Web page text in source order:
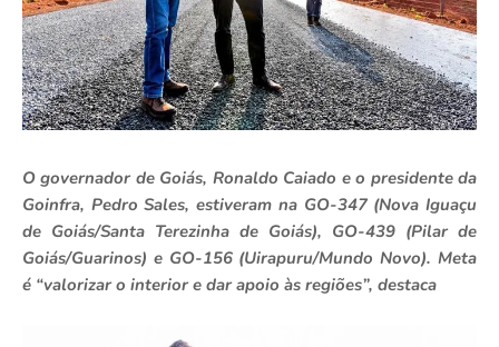
O governador de Goiás, Ronaldo Caiado e o presidente da
Goinfra, Pedro Sales, estiveram na GO-347 (Nova Iguaçu
de Goiás/Santa Terezinha de Goiás), GO-439 (Pilar de
Goiás/Guarinos) e GO-156 (Uirapuru/Mundo Novo). Meta
é “valorizar o interior e dar apoio às regiões”, destaca